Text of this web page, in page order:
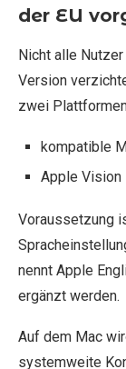
der EU
Nicht alle
Version
zwei
kompatible
Apple Vision
Voraussetzung
nennt Apple
ergänzt werden.
Auf dem Mac
systemweite